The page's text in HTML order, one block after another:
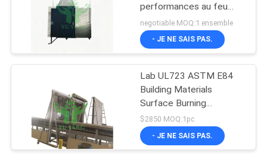
Machine d'essai
traction
229
performances au feu
pour un seul objet à
combustion (SBI)
negotiable MOQ:1 ensemble
- JE NE SAIS PAS.
Lab UL723 ASTM E84
Building Materials
Surface Burning
Characteristics Testing
Equipment
$2850 MOQ:1pc
- JE NE SAIS PAS.